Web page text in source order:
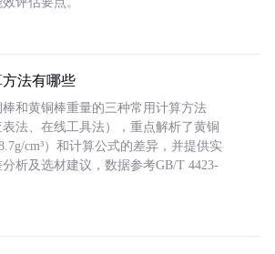
法有哪些
和黄铜棒重量的三种常用计算方法
表法、在线工具法），重点解析了黄铜
cm³）和计算公式的差异，并提供实
析及选材建议，数据参考GB/T 4423-